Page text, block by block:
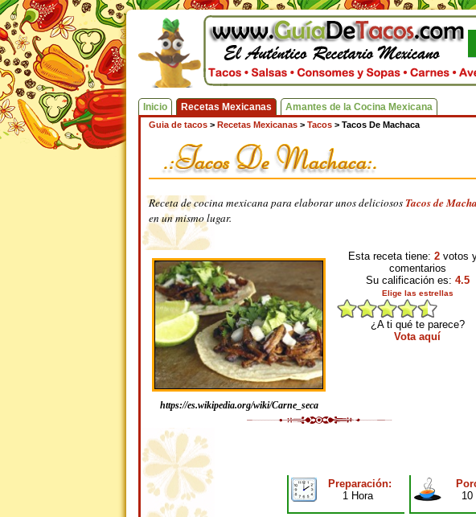
Inicio Recetas Mexicanas Amantes de la Cocina Mexicana
Guia de tacos > Recetas Mexicanas > Tacos > Tacos De Machaca
Receta de cocina mexicana para elaborar unos deliciososTacos de
en un mismo lugar.
https://es.wikipedia.org/wiki/Carne_seca
Esta receta tiene: 2 votos
comentarios
Su calificación es: 4.5
Elige las estrellas
¿A ti qué te parece?
Vota aquí
Preparación:
1 Hora
10